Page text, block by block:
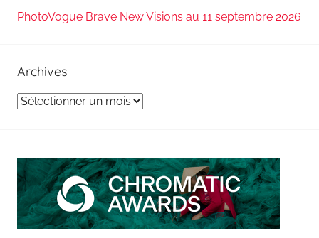
PhotoVogue Brave New Visions au 11 septembre 2026
Archives
Archives